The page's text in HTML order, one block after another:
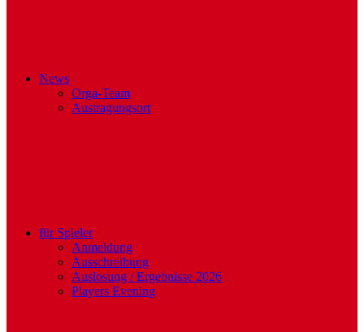
News
Orga-Team
Austragungsort
für Spieler
Anmeldung
Ausschreibung
Auslosung / Ergebnisse 2026
Players Evening